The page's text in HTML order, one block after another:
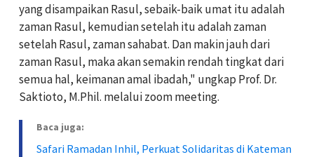
yang disampaikan Rasul, sebaik-baik umat itu adalah
zaman Rasul, kemudian setelah itu adalah zaman
setelah Rasul, zaman sahabat. Dan makin jauh dari
zaman Rasul, maka akan semakin rendah tingkat dari
semua hal, keimanan amal ibadah," ungkap Prof. Dr.
Saktioto, M.Phil. melalui zoom meeting.
Baca juga:
Safari Ramadan Inhil, Perkuat Solidaritas di Kateman